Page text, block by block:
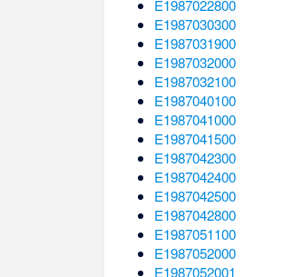
E1987022800
E1987030300
E1987031900
E1987032000
E1987032100
E1987040100
E1987041000
E1987041500
E1987042300
E1987042400
E1987042500
E1987042800
E1987051100
E1987052000
E1987052001